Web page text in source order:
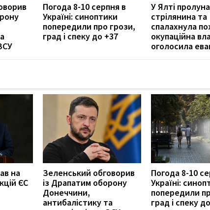
Погода 8-10 серпня в
Україні: синоптики
попередили про грози,
град і спеку до +37
У Ялті
стрілянина та
спалахнула
окупаційна
оголосила
на
ЄС
Зеленський обговорив
із Драпатим оборону
Донеччини,
антибалістику та
Погода 8-10
Україні:
попередили
град і спеку